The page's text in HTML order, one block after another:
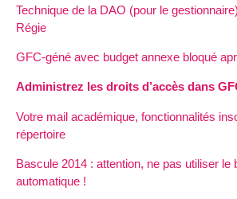
Technique de la DAO (pour le
Régie
GFC-géné avec budget annexe bloqué
Administrez les droits d’accès dans
Votre mail académique, fonctionnalités
répertoire
Bascule 2014 : attention, ne pas utiliser le
automatique !